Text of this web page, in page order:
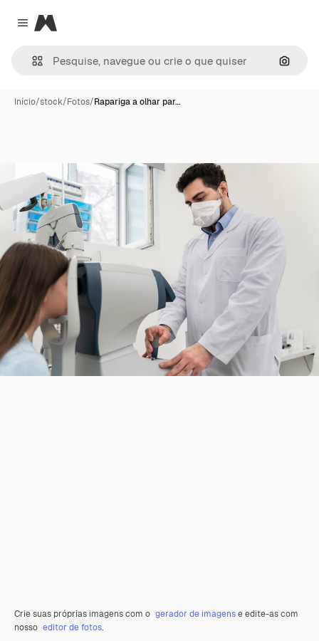
Close menu
Magnific
Início/stock/Fotos/Rapariga a olhar par…
Crie suas próprias imagens com o gerador de imagense edite-as com
nosso editor de fotos.